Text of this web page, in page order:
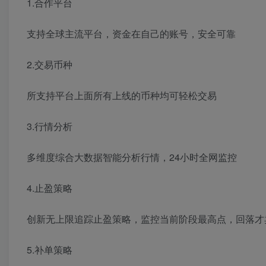
1.合作平台
支持全球主流平台，资金在自己的账号，安全可靠
2.交易币种
所支持平台上面所有上线的币种均可轻松交易
3.行情分析
多维度综合大数据智能分析行情，24小时全网监控
4.止盈策略
创新无上限追踪止盈策略，监控当前阶段最高点，回落
5.补单策略